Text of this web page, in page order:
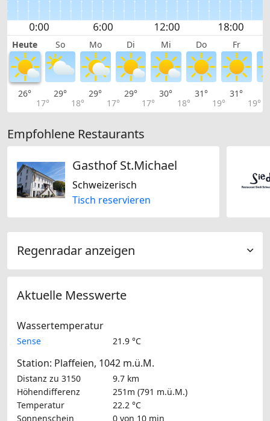
Heute So Mo Di Mi Do Fr
26°
17°
29°
18°
29°
17°
29°
17°
30°
18°
31°
19°
31°
19°
Empfohlene Restaurants
Gasthof St.Michael
Schweizerisch
Tisch reservieren
Regenradar anzeigen
Aktuelle Messwerte
Wassertemperatur
Sense 21.9 °C
Station: Plaffeien, 1042 m.ü.M.
Distanz zu 3150
9.7 km
Höhendifferenz
251m (791 m.ü.M.)
Temperatur
22.2 °C
Sonnenschein
0 von 10 min